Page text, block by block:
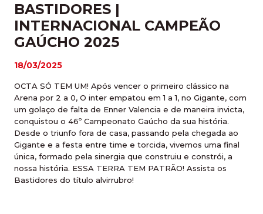
BASTIDORES |
INTERNACIONAL CAMPEÃO
GAÚCHO 2025
18/03/2025
OCTA SÓ TEM UM! Após vencer o primeiro clássico na
Arena por 2 a 0, O inter empatou em 1 a 1, no Gigante, com
um golaço de falta de Enner Valencia e de maneira invicta,
conquistou o 46º Campeonato Gaúcho da sua história.
Desde o triunfo fora de casa, passando pela chegada ao
Gigante e a festa entre time e torcida, vivemos uma final
única, formado pela sinergia que construiu e constrói, a
nossa história. ESSA TERRA TEM PATRÃO! Assista os
Bastidores do título alvirrubro!